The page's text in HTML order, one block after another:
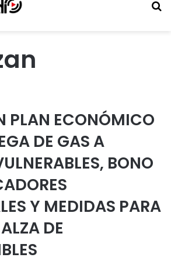
PLAN ECONÓMICO
DE GAS A
BONO
Y MEDIDAS PARA
DE